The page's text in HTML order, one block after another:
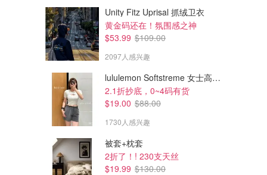
Unity Fitz Uprisal 抓绒卫衣
黄金码还在！氛围感之神
$53.99 $109.00
2097人感兴趣
lululemon Softstreme 女士高腰短裤 10cm
2.1折抄底，0~4码有货
$19.00 $88.00
1730人感兴趣
被套+枕套
2折了！! 230支天丝
$19.99 $130.00